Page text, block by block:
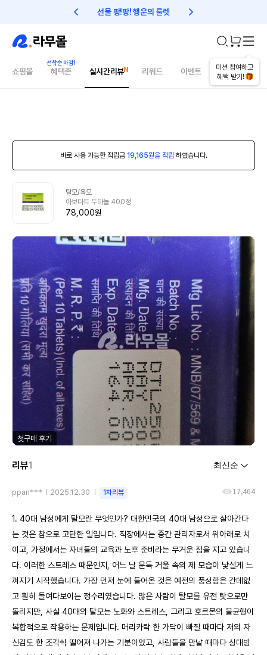
선물 팡!팡! 행운의 룰렛 친구초대 1만원 리워드!
미션 참여하고
혜택 받기!
쇼핑몰 혜택존 실시간리뷰 리워드 이벤트 건강매거진
바로 사용 가능한 적립금 19,165원을 적립 하였습니다.
탈모/육모
아보다트 두타놀 400정
78,000원
첫구매 후기
리뷰1
ppan*** 2025.12.30 1차리뷰 17,464
1. 40대 남성에게 탈모란 무엇인가? 대한민국의 40대 남성으로 살아간다
는 것은 참으로 고단한 일입니다. 직장에서는 중간 관리자로서 위아래로 치
이고, 가정에서는 자녀들의 교육과 노후 준비라는 무거운 짐을 지고 있습니
다. 이러한 스트레스 때문인지, 어느 날 문득 거울 속의 제 모습이 낯설게 느
껴지기 시작했습니다. 가장 먼저 눈에 들어온 것은 예전의 풍성함은 간데없
고 훤히 들여다보이는 정수리였습니다. 많은 사람이 탈모를 유전 탓으로만
돌리지만, 사실 40대의 탈모는 노화와 스트레스, 그리고 호르몬의 불균형이
복합적으로 작용하는 문제입니다. 머리카락 한 가닥이 빠질 때마다 저의 자
신감도 한 조각씩 떨어져 나가는 기분이었고, 사람들을 만날 때마다 상대방